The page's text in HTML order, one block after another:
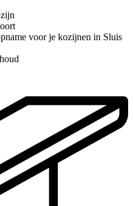
voor je kozijnen in Sluis